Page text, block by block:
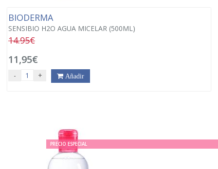
BIODERMA
SENSIBIO H2O AGUA MICELAR (500ML)
14.95€
11,95€
- + Añadir
PRECIO ESPECIAL